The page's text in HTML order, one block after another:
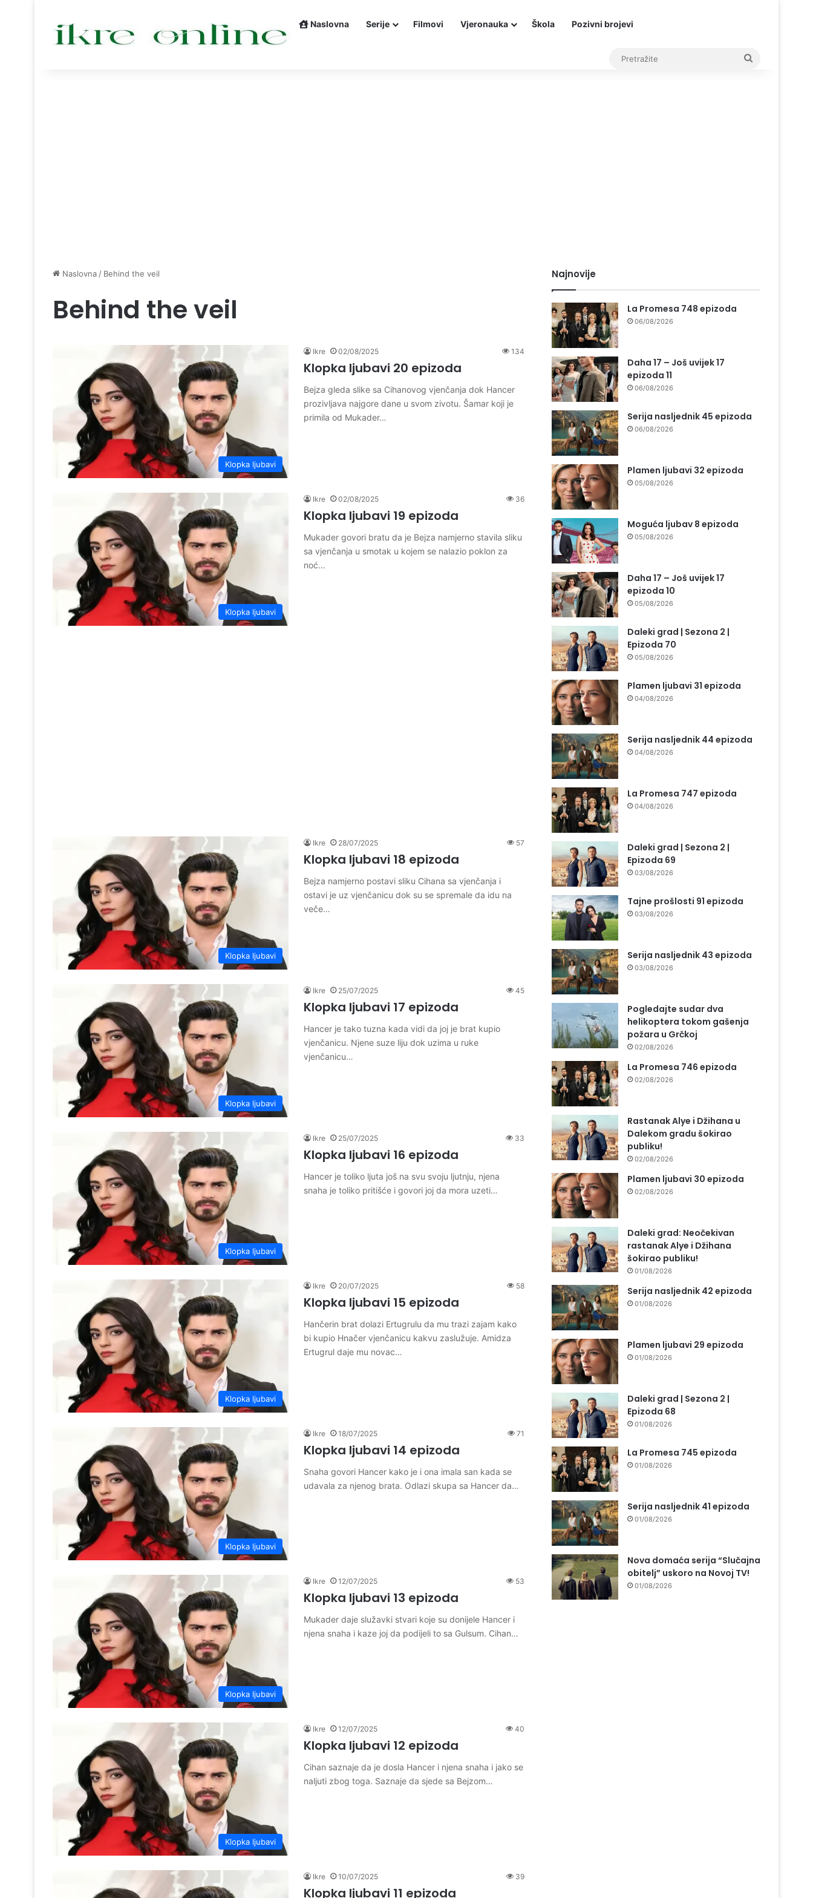
Naslovna Serije Filmovi Vjeronauka Škola Pozivni brojevi
Naslovna / Behind the veil
Behind the veil
Klopka ljubavi
Ikre 02/08/2025 134
Klopka ljubavi 20 epizoda
Bejza gleda slike sa Cihanovog vjenčanja dok Hancer
prozivljava najgore dane u svom zivotu. Šamar koji je
primila od Mukader…
Klopka ljubavi
Ikre 02/08/2025 36
Klopka ljubavi 19 epizoda
Mukader govori bratu da je Bejza namjerno stavila sliku
sa vjenčanja u smotak u kojem se nalazio poklon za
noć…
Klopka ljubavi
Ikre 28/07/2025 57
Klopka ljubavi 18 epizoda
Bejza namjerno postavi sliku Cihana sa vjenčanja i
ostavi je uz vjenčanicu dok su se spremale da idu na
veče…
Klopka ljubavi
Ikre 25/07/2025 45
Klopka ljubavi 17 epizoda
Hancer je tako tuzna kada vidi da joj je brat kupio
vjenčanicu. Njene suze liju dok uzima u ruke
vjenčanicu…
Klopka ljubavi
Ikre 25/07/2025 33
Klopka ljubavi 16 epizoda
Hancer je toliko ljuta još na svu svoju ljutnju, njena
snaha je toliko pritišće i govori joj da mora uzeti…
Klopka ljubavi
Ikre 20/07/2025 58
Klopka ljubavi 15 epizoda
Hančerin brat dolazi Ertugrulu da mu trazi zajam kako
bi kupio Hnačer vjenčanicu kakvu zaslužuje. Amidza
Ertugrul daje mu novac…
Klopka ljubavi
Ikre 18/07/2025 71
Klopka ljubavi 14 epizoda
Snaha govori Hancer kako je i ona imala san kada se
udavala za njenog brata. Odlazi skupa sa Hancer da…
Klopka ljubavi
Ikre 12/07/2025 53
Klopka ljubavi 13 epizoda
Mukader daje služavki stvari koje su donijele Hancer i
njena snaha i kaze joj da podijeli to sa Gulsum. Cihan…
Klopka ljubavi
Ikre 12/07/2025 40
Klopka ljubavi 12 epizoda
Cihan saznaje da je dosla Hancer i njena snaha i jako se
naljuti zbog toga. Saznaje da sjede sa Bejzom…
Ikre 10/07/2025 39
Klopka ljubavi 11 epizoda
Najnovije
La Promesa 748 epizoda
06/08/2026
Daha 17 – Još uvijek 17
epizoda 11
06/08/2026
Serija nasljednik 45 epizoda
06/08/2026
Plamen ljubavi 32 epizoda
05/08/2026
Moguća ljubav 8 epizoda
05/08/2026
Daha 17 – Još uvijek 17
epizoda 10
05/08/2026
Daleki grad | Sezona 2 |
Epizoda 70
05/08/2026
Plamen ljubavi 31 epizoda
04/08/2026
Serija nasljednik 44 epizoda
04/08/2026
La Promesa 747 epizoda
04/08/2026
Daleki grad | Sezona 2 |
Epizoda 69
03/08/2026
Tajne prošlosti 91 epizoda
03/08/2026
Serija nasljednik 43 epizoda
03/08/2026
Pogledajte sudar dva
helikoptera tokom gašenja
požara u Grčkoj
02/08/2026
La Promesa 746 epizoda
02/08/2026
Rastanak Alye i Džihana u
Dalekom gradu šokirao
publiku!
02/08/2026
Plamen ljubavi 30 epizoda
02/08/2026
Daleki grad: Neočekivan
rastanak Alye i Džihana
šokirao publiku!
01/08/2026
Serija nasljednik 42 epizoda
01/08/2026
Plamen ljubavi 29 epizoda
01/08/2026
Daleki grad | Sezona 2 |
Epizoda 68
01/08/2026
La Promesa 745 epizoda
01/08/2026
Serija nasljednik 41 epizoda
01/08/2026
Nova domaća serija “Slučajna
obitelj” uskoro na Novoj TV!
01/08/2026